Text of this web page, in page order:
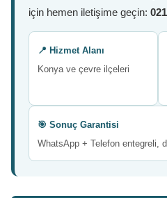
için hemen iletişime geçin:
📍 Hizmet Alanı
Konya ve çevre ilçeleri
🎯 Sonuç Garantisi
WhatsApp + Telefon entegreli,